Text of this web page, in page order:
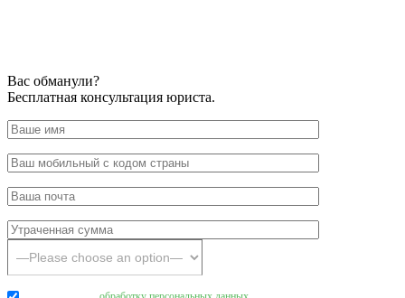
Вас обманули?
Бесплатная консультация юриста.